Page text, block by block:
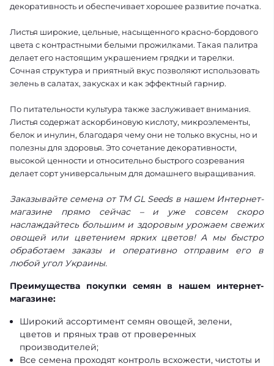
декоративность и обеспечивает хорошее развитие початка.
Листья широкие, цельные, насыщенного красно-бордового
цвета с контрастными белыми прожилками. Такая палитра
делает его настоящим украшением грядки и тарелки.
Сочная структура и приятный вкус позволяют использовать
зелень в салатах, закусках и как эффектный гарнир.
По питательности культура также заслуживает внимания.
Листья содержат аскорбиновую кислоту, микроэлементы,
белок и инулин, благодаря чему они не только вкусны, но и
полезны для здоровья. Это сочетание декоративности,
высокой ценности и относительно быстрого созревания
делает сорт универсальным для домашнего выращивания.
Заказывайте семена от ТМ GL Seeds в нашем Интернет-
магазине прямо сейчас – и уже совсем скоро
наслаждайтесь большим и здоровым урожаем свежих
овощей или цветением ярких цветов! А мы быстро
обработаем заказы и оперативно отправим его в
любой угол Украины.
Преимущества покупки семян в нашем интернет-
магазине:
Широкий ассортимент семян овощей, зелени,
цветов и пряных трав от проверенных
производителей;
Все семена проходят контроль всхожести, чистоты и